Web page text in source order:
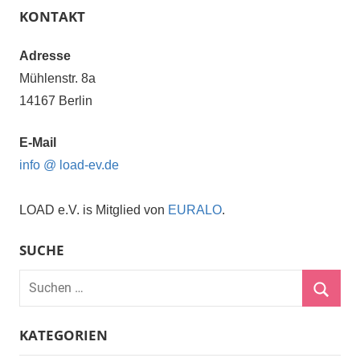
KONTAKT
Adresse
Mühlenstr. 8a
14167 Berlin
E-Mail
info @ load-ev.de
LOAD e.V. is Mitglied von EURALO.
SUCHE
Suchen
KATEGORIEN